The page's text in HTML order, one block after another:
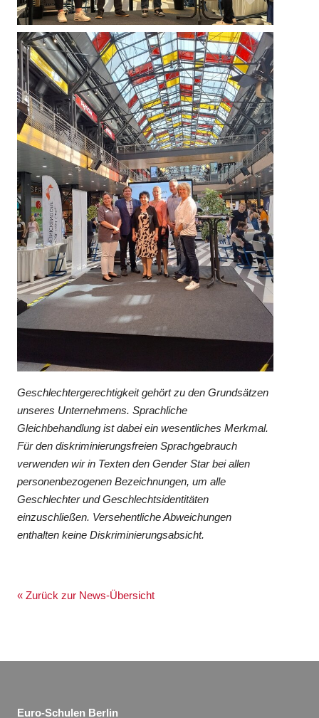
Geschlechtergerechtigkeit gehört zu den Grundsätzen
unseres Unternehmens. Sprachliche
Gleichbehandlung ist dabei ein wesentliches Merkmal.
Für den diskriminierungsfreien Sprachgebrauch
verwenden wir in Texten den Gender Star bei allen
personenbezogenen Bezeichnungen, um alle
Geschlechter und Geschlechtsidentitäten
einzuschließen. Versehentliche Abweichungen
enthalten keine Diskriminierungsabsicht.
« Zurück zur News-Übersicht
Euro-Schulen Berlin